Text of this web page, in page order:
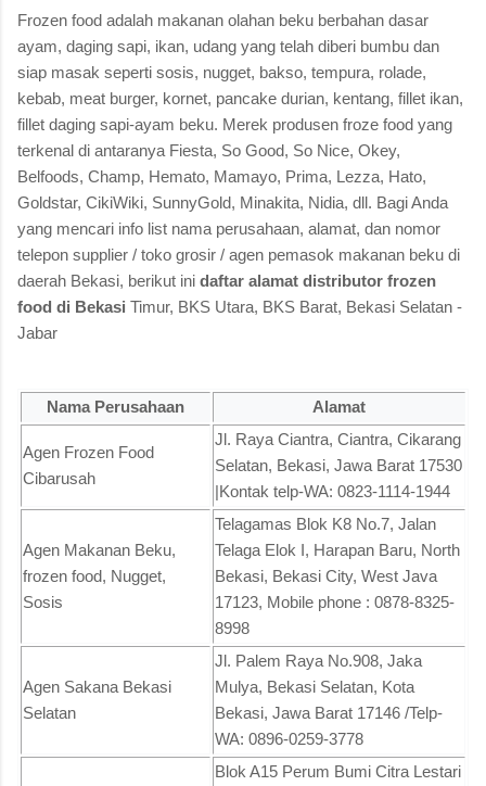
Frozen food adalah makanan olahan beku berbahan dasar
ayam, daging sapi, ikan, udang yang telah diberi bumbu dan
siap masak seperti sosis, nugget, bakso, tempura, rolade,
kebab, meat burger, kornet, pancake durian, kentang, fillet ikan,
fillet daging sapi-ayam beku. Merek produsen froze food yang
terkenal di antaranya Fiesta, So Good, So Nice, Okey,
Belfoods, Champ, Hemato, Mamayo, Prima, Lezza, Hato,
Goldstar, CikiWiki, SunnyGold, Minakita, Nidia, dll. Bagi Anda
yang mencari info list nama perusahaan, alamat, dan nomor
telepon supplier / toko grosir / agen pemasok makanan beku di
daerah Bekasi, berikut ini daftar alamat distributor frozen
food di Bekasi Timur, BKS Utara, BKS Barat, Bekasi Selatan -
Jabar
Nama Perusahaan Alamat
Agen Frozen Food
Cibarusah
Jl. Raya Ciantra, Ciantra, Cikarang
Selatan, Bekasi, Jawa Barat 17530
|Kontak telp-WA: 0823-1114-1944
Agen Makanan Beku,
frozen food, Nugget,
Sosis
Telagamas Blok K8 No.7, Jalan
Telaga Elok I, Harapan Baru, North
Bekasi, Bekasi City, West Java
17123, Mobile phone : 0878-8325-
8998
Agen Sakana Bekasi
Selatan
Jl. Palem Raya No.908, Jaka
Mulya, Bekasi Selatan, Kota
Bekasi, Jawa Barat 17146 /Telp-
WA: 0896-0259-3778
Blok A15 Perum Bumi Citra Lestari